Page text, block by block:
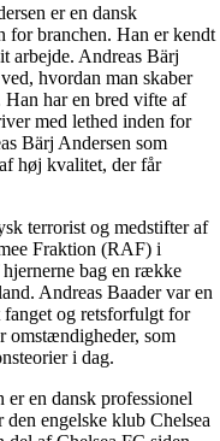
er en dansk
for branchen. Han er kendt
arbejde. Andreas Bärj
hvordan man skaber
har en bred vifte af
med lethed inden for
Bärj Andersen som
høj kvalitet, der får
terrorist og medstifter af
Fraktion (RAF) i
bag en række
Andreas Baader var en
og retsforfulgt for
omstændigheder, som
i dag.
er en dansk professionel
engelske klub Chelsea